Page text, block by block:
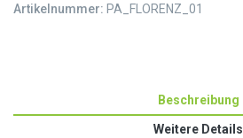
Artikelnummer: PA_FLORENZ_01
Beschreibung
Weitere Details